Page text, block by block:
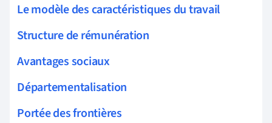
Le modèle des caractéristiques du travail
Structure de rémunération
Avantages sociaux
Départementalisation
Portée des frontières